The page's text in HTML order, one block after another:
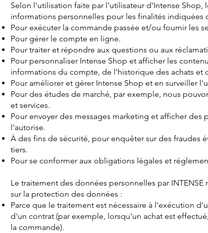
Selon l'utilisation faite par l'utilisateur d'Intense Shop,
informations personnelles pour les finalités indiquées
Pour exécuter la commande passée et/ou fournir les
Pour gérer le compte en ligne.
Pour traiter et répondre aux questions ou aux
Pour personnaliser Intense Shop et afficher les
informations du compte, de l'historique des achats et
Pour améliorer et gérer Intense Shop et en surveiller
Pour des études de marché, par exemple, nous
et services.
Pour envoyer des messages marketing et afficher
l'autorise.
À des fins de sécurité, pour enquêter sur des fraudes
tiers.
Pour se conformer aux obligations légales et
Le traitement des données personnelles par
sur la protection des données :
Parce que le traitement est nécessaire à l'exécution
d'un contrat (par exemple, lorsqu'un achat est
la commande).